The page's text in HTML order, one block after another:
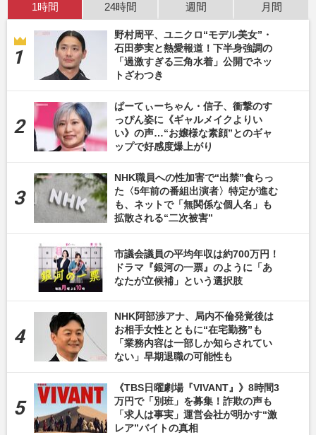
1時間 24時間 週間 月間
野村周平、ユニクロ“モデル美女”・
石田夢実と熱愛報道！下半身強調の
「過激すぎる三角水着」公開でネッ
トざわつき
ぱーてぃーちゃん・信子、衝撃のす
っぴん姿に《ギャルメイクよりい
い》の声…“お嬢様な素顔”とのギャ
ップで好感度爆上がり
NHK職員への性加害で“出禁”食らっ
た〈5年前の番組出演者〉特定が進む
も、ネットで「無関係な個人名」も
拡散される“二次被害”
市議会議員の平均年収は約700万円！
ドラマ『銀河の一票』のように「あ
なたが立候補」という選択肢
NHK阿部渉アナ、局内不倫発覚後は
お相手女性とともに“在宅勤務”も
「業務内容は一部しか知らされてい
ない」早期退職の可能性も
《TBS日曜劇場『VIVANT』》8時間3
万円で「別班」を募集！詐欺の声も
「求人は事実」運営会社が明かす“激
レア”バイトの真相